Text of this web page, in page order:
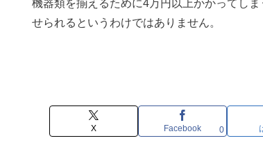
機器類を揃えるために4万円以上かかってし
せられるというわけではありません。
X Facebook 0